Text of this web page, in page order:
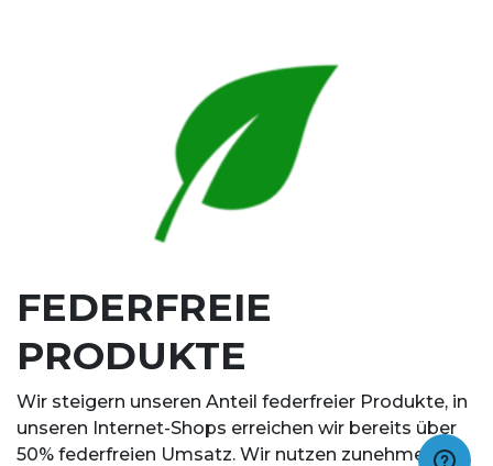
FEDERFREIE
PRODUKTE
Wir steigern unseren Anteil federfreier Produkte, in
unseren Internet-Shops erreichen wir bereits über
50% federfreien Umsatz. Wir nutzen zunehmend